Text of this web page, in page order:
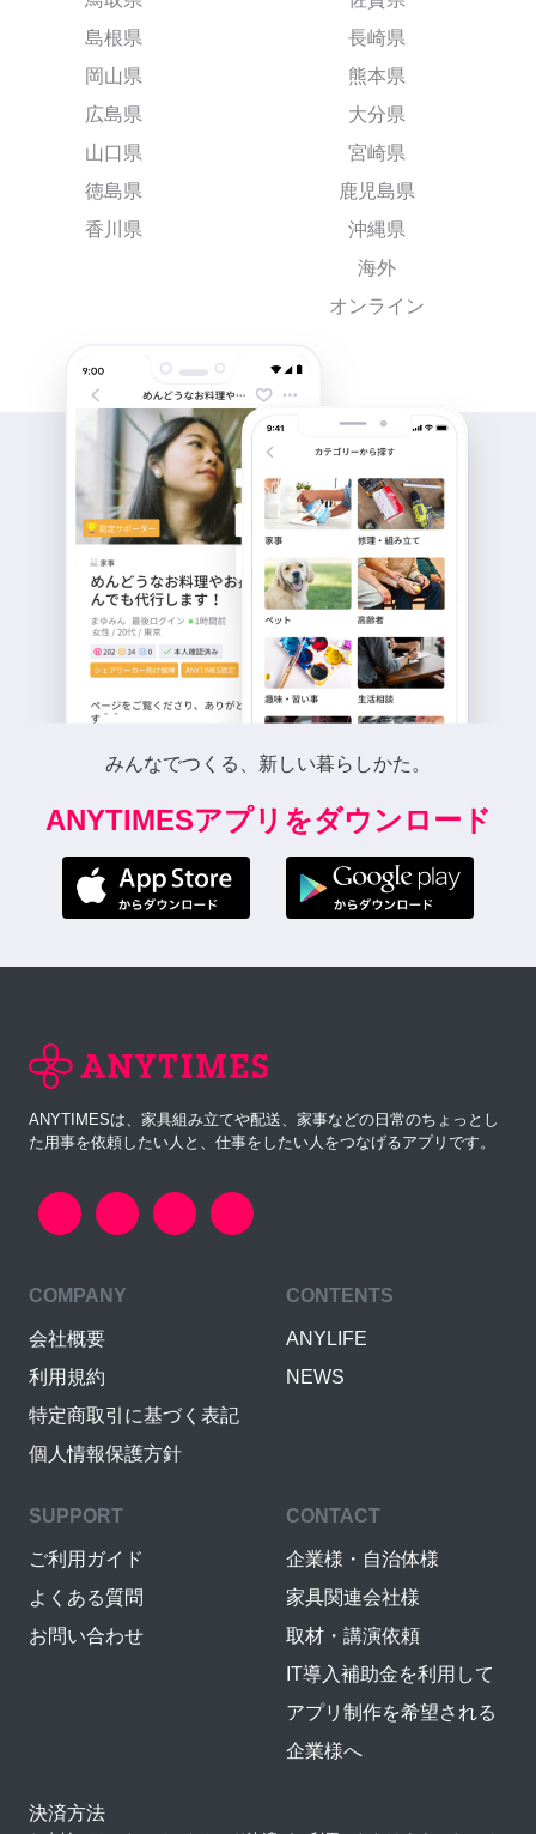
島根県
岡山県
広島県
山口県
徳島県
香川県
長崎県
熊本県
大分県
宮崎県
鹿児島県
沖縄県
海外
オンライン
みんなでつくる、新しい暮らしかた。
ANYTIMESアプリをダウンロード
ANYTIMESは、家具組み立てや配送、家事などの日常のちょっとし
た用事を依頼したい人と、仕事をしたい人をつなげるアプリです。
COMPANY
会社概要
利用規約
特定商取引に基づく表記
個人情報保護方針
CONTENTS
ANYLIFE
NEWS
SUPPORT
ご利用ガイド
よくある質問
お問い合わせ
CONTACT
企業様・自治体様
家具関連会社様
取材・講演依頼
IT導入補助金を利用して
アプリ制作を希望される
企業様へ
決済方法